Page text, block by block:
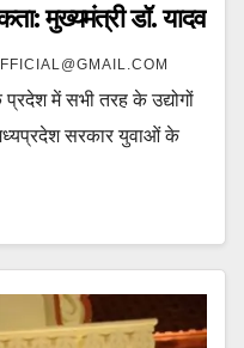
मुख्यमंत्री डॉ. यादव
में सभी तरह के उद्योगों
सरकार युवाओं के